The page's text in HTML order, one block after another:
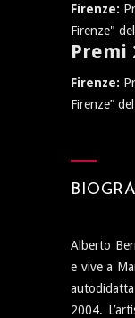
Firenze:
Firenze"
Premi
Firenze:
Firenze”
Alberto
e vive a
2004.